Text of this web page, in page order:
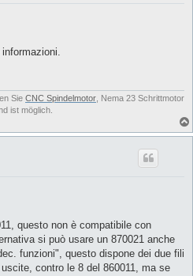
Sie CNC Spindelmotor , Nema 23 Schrittmotor
ist möglich.
questo non è compatibile con
si può usare un 870021 anche
funzioni", questo dispone dei due fili
contro le 8 del 860011, ma se